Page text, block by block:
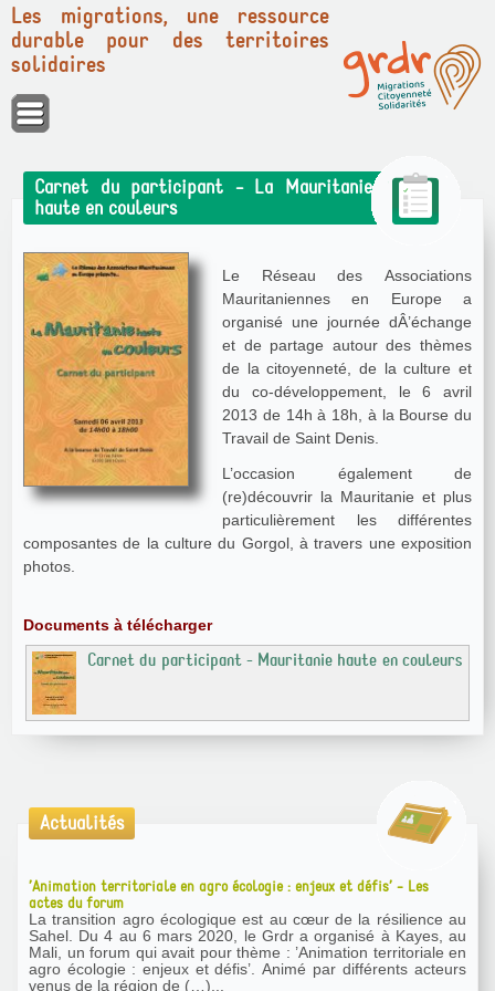
Panneau de gestion des cookies
Les migrations, une ressource
durable pour des territoires
solidaires
Carnet du participant - La Mauritanie
haute en couleurs
Le Réseau des Associations
Mauritaniennes en Europe a
organisé une journée dÂ’échange
et de partage autour des thèmes
de la citoyenneté, de la culture et
du co-développement, le 6 avril
2013 de 14h à 18h, à la Bourse du
Travail de Saint Denis.
L’occasion également de
(re)découvrir la Mauritanie et plus
particulièrement les différentes
composantes de la culture du Gorgol, à travers une exposition
photos.
Documents à télécharger
Carnet du participant - Mauritanie haute en couleurs
Actualités
’Animation territoriale en agro écologie : enjeux et défis’ - Les
actes du forum
La transition agro écologique est au cœur de la résilience au
Sahel. Du 4 au 6 mars 2020, le Grdr a organisé à Kayes, au
Mali, un forum qui avait pour thème : ’Animation territoriale en
agro écologie : enjeux et défis’. Animé par différents acteurs
venus de la région de (…)...